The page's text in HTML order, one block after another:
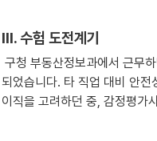
Ⅲ. 수험 도전계기
되었습니다. 타 직업 대비 안
이직을 고려하던 중, 감정평가